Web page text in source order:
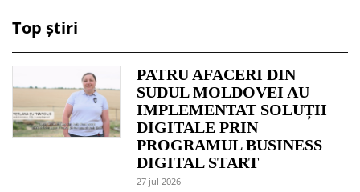
Top știri
PATRU AFACERI DIN
SUDUL MOLDOVEI AU
IMPLEMENTAT SOLUȚII
DIGITALE PRIN
PROGRAMUL BUSINESS
DIGITAL START
27 jul 2026